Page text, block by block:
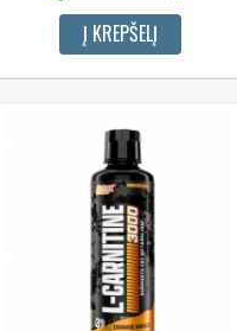
Į KREPŠELĮ